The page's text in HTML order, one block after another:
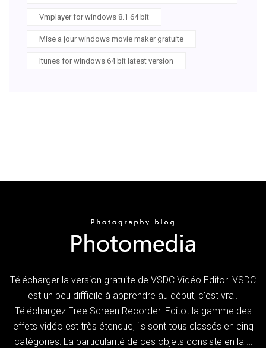
Vmplayer for windows 8.1 64 bit
Mise a jour windows movie maker gratuite
Itunes for windows 64 bit latest version
Télécharger la version gratuite de VSDC Vidéo Editor. VSDC
est un peu difficile à apprendre au début, c’est vrai.
Téléchargez Free Screen Recorder: Editot la gamme des
effets vidéo est très étendue, ils sont tous classés en cinq
catégories: La particularité de ces objets consiste en la …